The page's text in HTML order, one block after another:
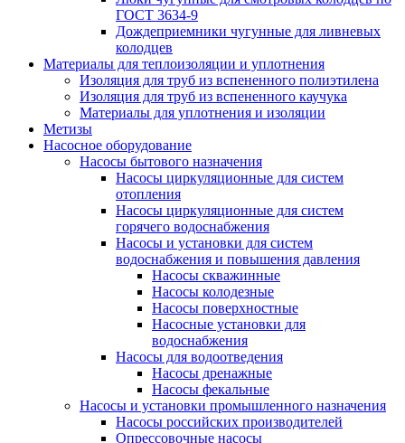
ГОСТ 3634-9
Дождеприемники чугунные для ливневых
колодцев
Материалы для теплоизоляции и уплотнения
Изоляция для труб из вспененного полиэтилена
Изоляция для труб из вспененного каучука
Материалы для уплотнения и изоляции
Метизы
Насосное оборудование
Насосы бытового назначения
Насосы циркуляционные для систем
отопления
Насосы циркуляционные для систем
горячего водоснабжения
Насосы и установки для систем
водоснабжения и повышения давления
Насосы скважинные
Насосы колодезные
Насосы поверхностные
Насосные установки для
водоснабжения
Насосы для водоотведения
Насосы дренажные
Насосы фекальные
Насосы и установки промышленного назначения
Насосы российских производителей
Опрессовочные насосы